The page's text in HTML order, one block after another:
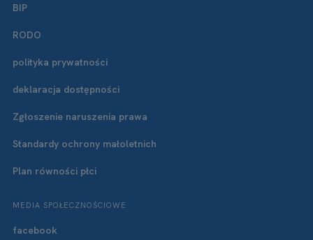
BIP
RODO
polityka prywatności
deklaracja dostępności
Zgłoszenie naruszenia prawa
Standardy ochrony małoletnich
Plan równości płci
MEDIA SPOŁECZNOŚCIOWE
facebook